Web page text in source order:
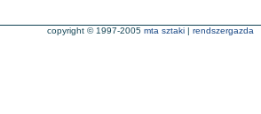
copyright © 1997-2005 mta sztaki | rendszergazda